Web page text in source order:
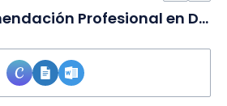
Carta de Recomendación Profesional en Documento